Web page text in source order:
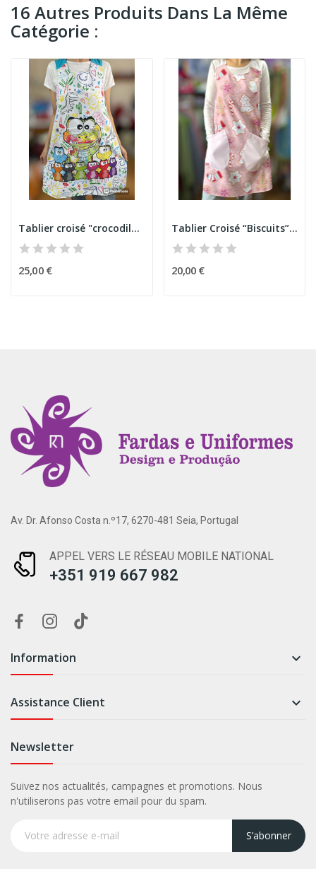
16 Autres Produits Dans La Même
Catégorie :
Tablier croisé "crocodiles"
25,00 €
Tablier Croisé “Biscuits” Noël
20,00 €
Av. Dr. Afonso Costa n.º17, 6270-481 Seia, Portugal
APPEL VERS LE RÉSEAU MOBILE NATIONAL
+351 919 667 982
Information 
Assistance Client 
Newsletter
Suivez nos actualités, campagnes et promotions. Nous
n'utiliserons pas votre email pour du spam.
S’abonner